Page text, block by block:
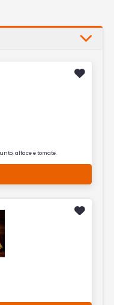
alface e tomate.